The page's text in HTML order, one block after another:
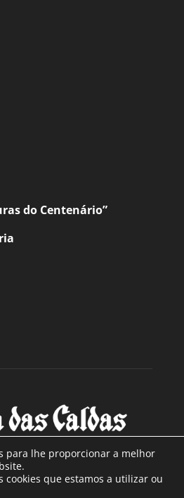
do Centenário”
NÓS
para lhe proporcionar a melhor
cookies que estamos a utilizar ou